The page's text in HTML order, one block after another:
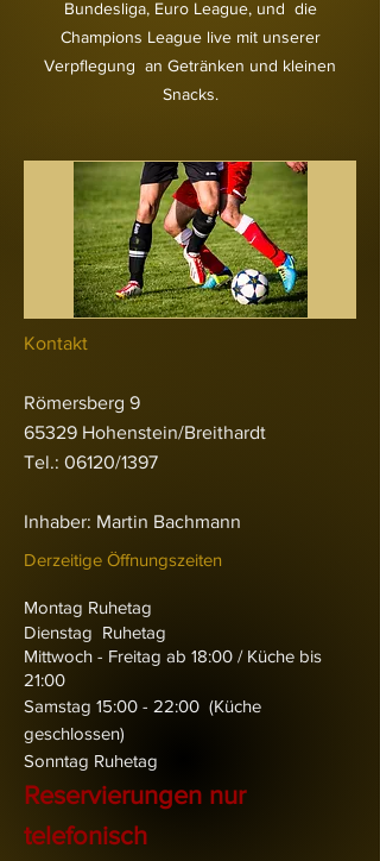
Bundesliga, Euro League, und die
Champions League live mit unserer
Verpflegung an Getränken und kleinen
Snacks.
Kontakt
Römersberg 9
65329 Hohenstein/Breithardt
Tel.: 06120/1397
Inhaber: Martin Bachmann
Derzeitige Öffnungszeiten
Montag Ruhetag
Dienstag Ruhetag
Mittwoch - Freitag ab 18:00 / Küche bis
21:00
Samstag 15:00 - 22:00 (Küche
geschlossen)
Sonntag Ruhetag
Reservierungen nur
telefonisch